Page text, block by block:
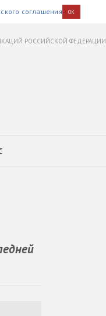
соглашения OK
РОССИЙСКОЙ ФЕДЕРАЦИИ